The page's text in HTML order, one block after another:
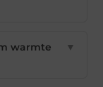
warmte
▼